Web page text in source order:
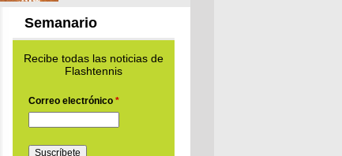
Semanario
Recibe todas las noticias de
Flashtennis
Correo electrónico *